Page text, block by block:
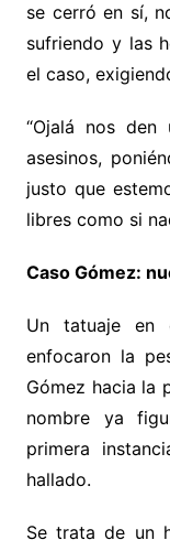
se cerró en sí,
sufriendo y las
el caso,
“Ojalá nos den
asesinos,
justo que
libres como si
Caso Gómez:
Un tatuaje en
enfocaron la
Gómez hacia la
nombre ya
primera
hallado.
Se trata de un